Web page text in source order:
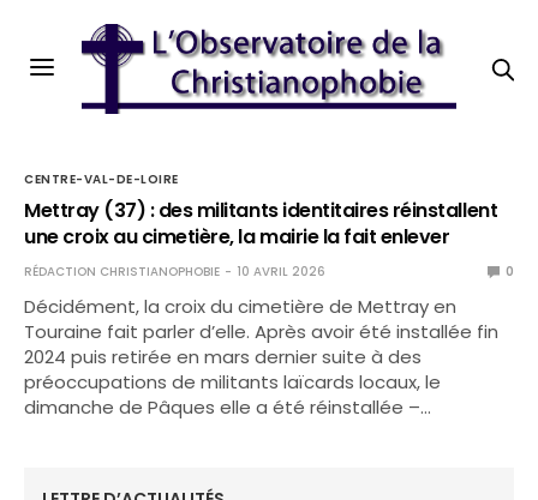
CENTRE-VAL-DE-LOIRE
Mettray (37) : des militants identitaires réinstallent
une croix au cimetière, la mairie la fait enlever
RÉDACTION CHRISTIANOPHOBIE 10 AVRIL 2026 0
Décidément, la croix du cimetière de Mettray en
Touraine fait parler d’elle. Après avoir été installée fin
2024 puis retirée en mars dernier suite à des
préoccupations de militants laïcards locaux, le
dimanche de Pâques elle a été réinstallée –…